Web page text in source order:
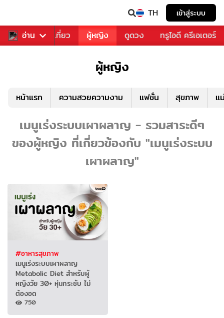
TH เข้าสู่ระบบ
อ่าน
อาหาร ท่องเที่ยว ผู้หญิง ดูดวง ทรูไอดี ครีเอเตอร์
ผู้หญิง
หน้าแรก ความสวยความงาม แฟชั่น สุขภาพ แ
เมนูเร่งระบบเผาผลาญ - รวมสาระดีๆ
ของผู้หญิง ที่เกี่ยวข้องกับ "เมนูเร่งระบบ
เผาผลาญ"
#อาหารสุขภาพ
เมนูเร่งระบบเผาผลาญ
Metabolic Diet สำหรับผู้
หญิงวัย 30+ หุ่นกระชับ ไม่
ต้องอด
750